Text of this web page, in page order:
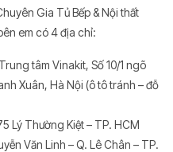
Gia Tủ Bếp & Nội thất
em có 4 địa chỉ:
tâm Vinakit, Số 10/1 ngõ
Xuân, Hà Nội (ô tô tránh – đỗ
Lý Thường Kiệt – TP. HCM
Văn Linh – Q. Lê Chân – TP.